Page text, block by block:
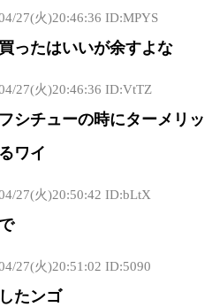
27(火)20:46:36 ID:MPYS
ったはいいが余すよな
27(火)20:46:36 ID:VtTZ
シチューの時にターメリッ
ワイ
27(火)20:50:42 ID:bLtX
27(火)20:51:02 ID:5090
たンゴ